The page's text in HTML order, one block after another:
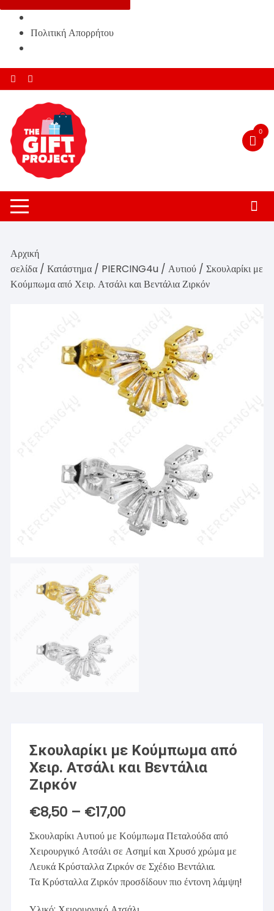
Πολιτική Απορρήτου
Skip
to
content
0
Αρχική
σελίδα /Κατάστημα / PIERCING4u /Αυτιού / Σκουλαρίκι με
Κούμπωμα από Χειρ. Ατσάλι και Βεντάλια Ζιρκόν
Σκουλαρίκι με Κούμπωμα από
Χειρ. Ατσάλι και Βεντάλια
Ζιρκόν
€8,50 – €17,00Price
range:
through
€17,00
Σκουλαρίκι Αυτιού με Κούμπωμα Πεταλούδα από
Χειρουργικό Ατσάλι σε Ασημί και Χρυσό χρώμα με
Λευκά Κρύσταλλα Ζιρκόν σε Σχέδιο Βεντάλια.
Τα Κρύσταλλα Ζιρκόν προσδίδουν πιο έντονη λάμψη!